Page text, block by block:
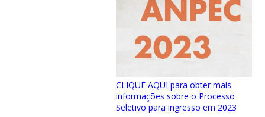
CLIQUE AQUI para obter mais
informações sobre o Processo
Seletivo para ingresso em 2023